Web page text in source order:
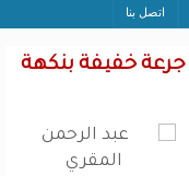
اتصل بنا
جرعة خفيفة بنكهة